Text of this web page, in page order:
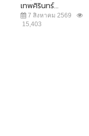
เทพศิรินทร์...
7 สิงหาคม 2569
15,403